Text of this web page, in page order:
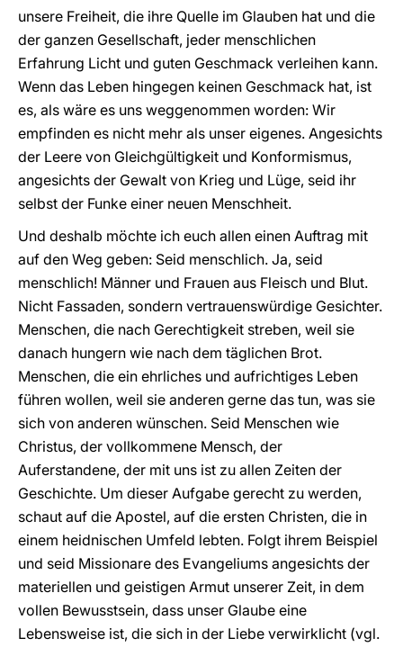
unsere Freiheit, die ihre Quelle im Glauben hat und die
der ganzen Gesellschaft, jeder menschlichen
Erfahrung Licht und guten Geschmack verleihen kann.
Wenn das Leben hingegen keinen Geschmack hat, ist
es, als wäre es uns weggenommen worden: Wir
empfinden es nicht mehr als unser eigenes. Angesichts
der Leere von Gleichgültigkeit und Konformismus,
angesichts der Gewalt von Krieg und Lüge, seid ihr
selbst der Funke einer neuen Menschheit.
Und deshalb möchte ich euch allen einen Auftrag mit
auf den Weg geben: Seid menschlich. Ja, seid
menschlich! Männer und Frauen aus Fleisch und Blut.
Nicht Fassaden, sondern vertrauenswürdige Gesichter.
Menschen, die nach Gerechtigkeit streben, weil sie
danach hungern wie nach dem täglichen Brot.
Menschen, die ein ehrliches und aufrichtiges Leben
führen wollen, weil sie anderen gerne das tun, was sie
sich von anderen wünschen. Seid Menschen wie
Christus, der vollkommene Mensch, der
Auferstandene, der mit uns ist zu allen Zeiten der
Geschichte. Um dieser Aufgabe gerecht zu werden,
schaut auf die Apostel, auf die ersten Christen, die in
einem heidnischen Umfeld lebten. Folgt ihrem Beispiel
und seid Missionare des Evangeliums angesichts der
materiellen und geistigen Armut unserer Zeit, in dem
vollen Bewusstsein, dass unser Glaube eine
Lebensweise ist, die sich in der Liebe verwirklicht (vgl.